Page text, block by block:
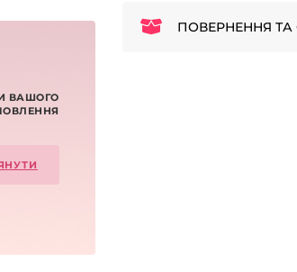
ВАШОГО
ПОВЕРНЕННЯ ТА